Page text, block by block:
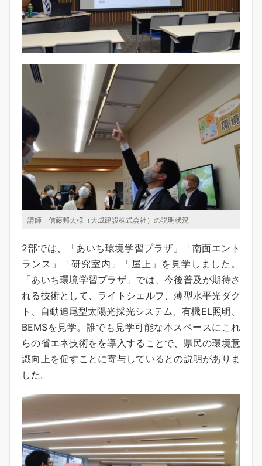
講師 信藤邦太様（大成建設株式会社）の説明状況
2部では、「あいち環境学習プラザ」「南面エント
ランス」「研究室内」「屋上」を見学しました。
「あいち環境学習プラザ」では、今後普及が期待さ
れる技術として、ライトシェルフ、薄型水平光ダク
ト、自動追尾型太陽光採光システム、有機EL照明、
BEMSを見学。誰でも見学可能な本スペースにこれ
らの省エネ技術をを導入することで、県民の環境意
識向上を促すことに寄与しているとの説明がありま
した。